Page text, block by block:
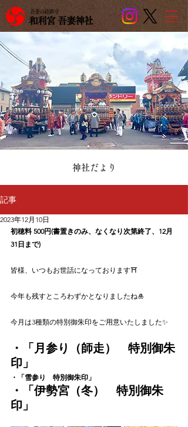
和利宮 吾妻神社
吾妻の総鎮守
​神社だより
記事
2023年12月10日
初穂料 500円(書置きのみ、なくなり次第終了、12月
31日まで)
皆様、いつもお世話になっております⛩️
今年も残すところわずかとなりましたね🎍
今月は3種類の特別御朱印をご用意いたしました✨
・
「月参り（師走）　特別御朱
印」
・「雪参り　特別御朱印」
・「伊勢宮（冬）　特別御朱
印」